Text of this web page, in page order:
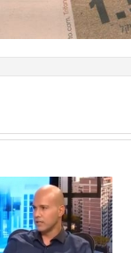
דן הרצוג מייסד קפיטל גרופ,